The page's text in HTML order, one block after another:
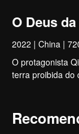
O Deus
2022 | China |
O protagonista
terra proibida do